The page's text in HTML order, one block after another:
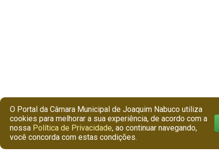
O Portal da Câmara Municipal de Joaquim Nabuco utiliza
cookies para melhorar a sua experiência, de acordo com a
nossa Política de Privacidade, ao continuar navegando,
você concorda com estas condições.